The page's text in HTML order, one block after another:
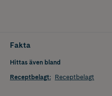
Fakta
Hittas även bland
Receptbelagt: Receptbelagt